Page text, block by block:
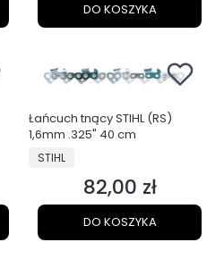
DO KOSZYKA
Łańcuch tnący STIHL (RS)
1,6mm .325" 40 cm
PRODUCENT
STIHL
Cena
82,00 zł
DO KOSZYKA